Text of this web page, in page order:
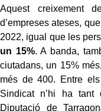
Aquest creixement
d’empreses ateses,
2022, igual que les
un 15%. A banda,
ciutadans, un 15%
més de 400. Entre
Sindicat n’hi ha
Diputació de